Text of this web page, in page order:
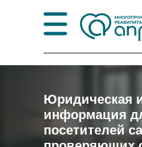
Юридическая
информация
посетителей